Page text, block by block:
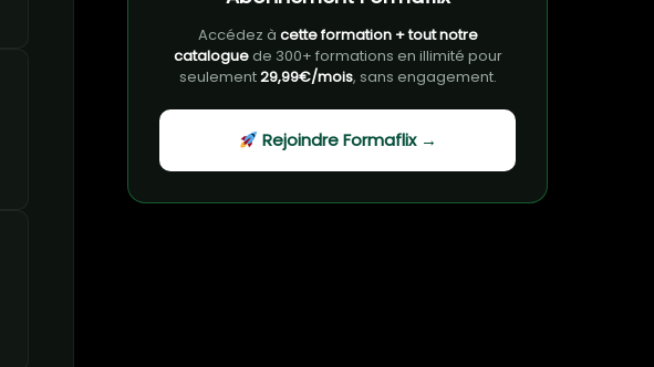
Accédez à cette formation + tout notre
cataloguede 300+ formations en illimité pour
seulement29,99€/mois, sans engagement.
Rejoindre Formaflix →